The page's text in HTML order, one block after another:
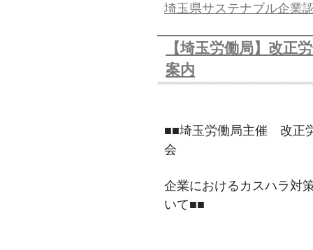
埼玉県サステナブル企業
【埼玉労働局】改正
案内
■■埼玉労働局主催 改正
会
企業におけるカスハラ対
いて■■